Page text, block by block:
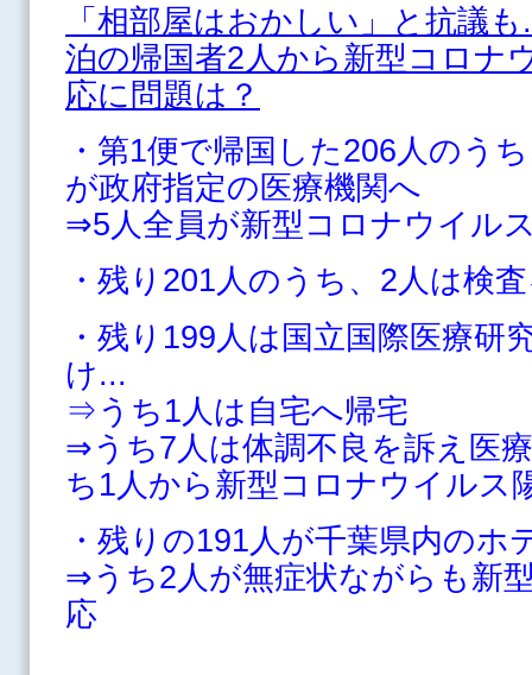
「相部屋はおかしい」と抗議
泊の帰国者2人から新型コロナ
応に問題は？
・第1便で帰国した206人のう
が政府指定の医療機関へ
⇒5人全員が新型コロナウイル
・残り201人のうち、2人は検
・残り199人は国立国際医療研
け...
⇒うち1人は自宅へ帰宅
⇒うち7人は体調不良を訴え医
ち1人から新型コロナウイルス
・残りの191人が千葉県内のホ
⇒うち2人が無症状ながらも新
応